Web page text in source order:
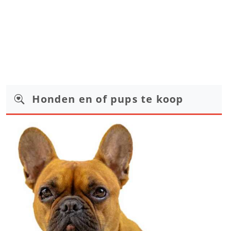
Honden en of pups te koop